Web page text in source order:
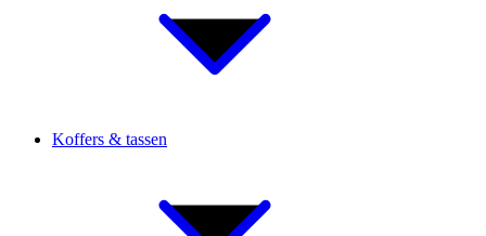
Koffers & tassen